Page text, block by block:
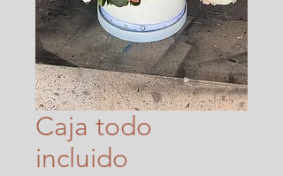
Caja todo
incluido